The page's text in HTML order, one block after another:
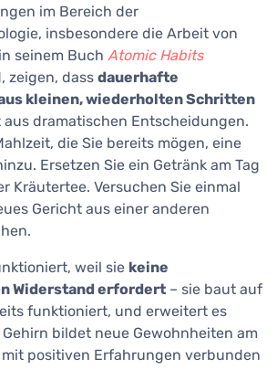
im Bereich der
insbesondere die Arbeit von
seinem Buch Atomic Habits
zeigen, dass dauerhafte
kleinen, wiederholten Schritten
aus dramatischen Entscheidungen.
die Sie bereits mögen, eine
Ersetzen Sie ein Getränk am Tag
Kräutertee. Versuchen Sie einmal
Gericht aus einer anderen
weil sie keine
Widerstand erfordert – sie baut auf
funktioniert, und erweitert es
bildet neue Gewohnheiten am
positiven Erfahrungen verbunden